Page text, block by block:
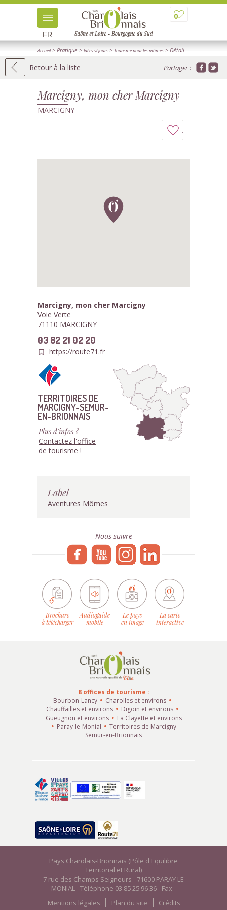
0
FR
Accueil> Pratique > Idées séjours > Tourisme pour les mômes > Détail
Retour à la liste Partager :
Marcigny, mon cher Marcigny
MARCIGNY
Marcigny, mon cher Marcigny
Voie Verte
71110 MARCIGNY
03 82 21 02 20
https://route71.fr
TERRITOIRES DE
MARCIGNY-SEMUR-
EN-BRIONNAIS
Plus d'infos ?
Contactez l'office
de tourisme !
Label
Aventures Mômes
Nous suivre
Brochure
à télécharger
Audioguide
mobile
Le pays
en image
La carte
interactive
8 offices de tourisme :
Bourbon-Lancy
Charolles et environs
Chauffailles et environs
Digoin et environs
Gueugnon et environs
La Clayette et environs
Paray-le-Monial
Territoires de Marcigny-
Semur-en-Brionnais
Pays Charolais-Brionnais (Pôle d'Equilibre
Territorial et Rural)
7 rue des Champs Seigneurs - 71600 PARAY LE
MONIAL - Téléphone 03 85 25 96 36 - Fax -
Mentions légales
Plan du site Crédits